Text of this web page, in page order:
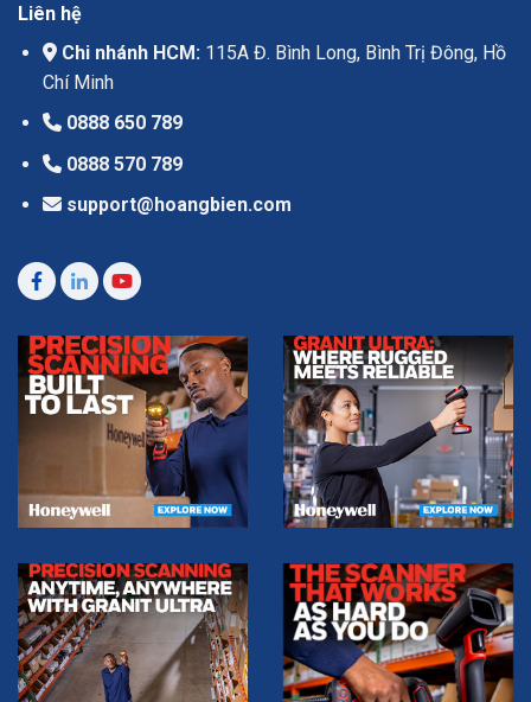
Liên hệ
Chi nhánh HCM:115A Đ. Bình Long, Bình Trị Đông, Hồ
Chí Minh
0888 650 789
0888 570 789
support@hoangbien.com